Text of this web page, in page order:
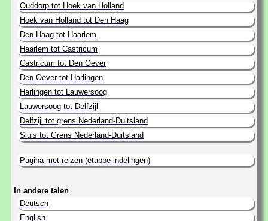
Ouddorp tot Hoek van Holland
Hoek van Holland tot Den Haag
Den Haag tot Haarlem
Haarlem tot Castricum
Castricum tot Den Oever
Den Oever tot Harlingen
Harlingen tot Lauwersoog
Lauwersoog tot Delfzijl
Delfzijl tot grens Nederland-Duitsland
Sluis tot Grens Nederland-Duitsland
Pagina met reizen (etappe-indelingen)
In andere talen
Deutsch
English